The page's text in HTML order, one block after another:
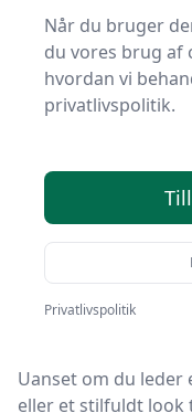
Forside
Tøj og
Diverse tøj og
Velkommen til
på fashion-online.dk!
Her vil vi tage dig
behøver at vide om
Uanset om du
eller et stilfuldt look
Når du bruger
du vores brug af
hvordan vi
privatlivspolitik.
Privatlivspolitik